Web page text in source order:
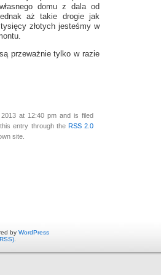
domu z dala od
aż takie drogie jak
złotych jesteśmy w
przeważnie tylko w razie
at 12:40 pm and is filed
entry through the RSS 2.0
site.
by WordPress
.